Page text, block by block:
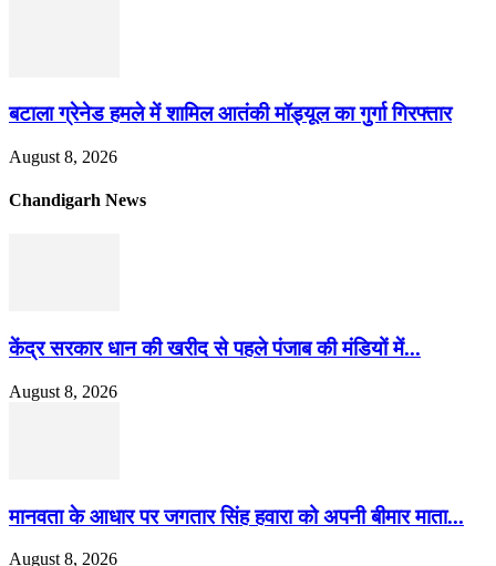
बटाला ग्रेनेड हमले में शामिल आतंकी मॉड्यूल का गुर्गा गिरफ्तार
August 8, 2026
Chandigarh News
केंद्र सरकार धान की खरीद से पहले पंजाब की मंडियों में...
August 8, 2026
मानवता के आधार पर जगतार सिंह हवारा को अपनी बीमार माता...
August 8, 2026